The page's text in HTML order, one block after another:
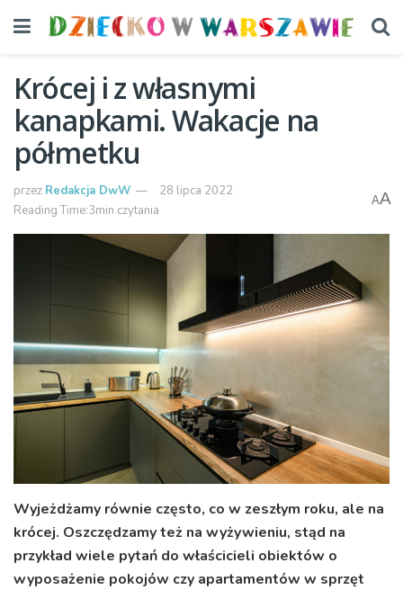
Krócej i z własnymi
kanapkami. Wakacje na
półmetku
przez Redakcja DwW
28 lipca 2022
Reading Time:3min czytania
AA
Wyjeżdżamy równie często, co w zeszłym roku, ale na
krócej. Oszczędzamy też na wyżywieniu, stąd na
przykład wiele pytań do właścicieli obiektów o
wyposażenie pokojów czy apartamentów w sprzęt